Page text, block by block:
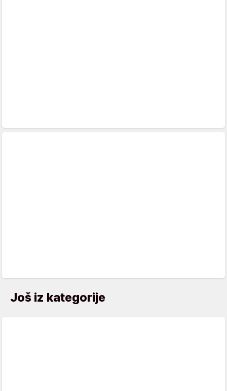
Još iz kategorije